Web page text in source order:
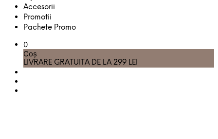
Accesorii
Promotii
Pachete Promo
0
Coș
LIVRARE GRATUITA DE LA 299 LEI